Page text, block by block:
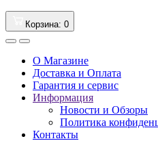
Корзина: 0
О Магазине
Доставка и Оплата
Гарантия и сервис
Информация
Новости и Обзоры
Политика
Контакты